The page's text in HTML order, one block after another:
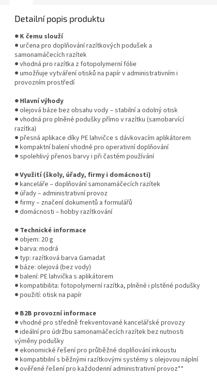
Detailní popis produktu
● K čemu slouží
● určena pro doplňování razítkových podušek a
samonamáčecích razítek
● vhodná pro razítka z fotopolymerní fólie
● umožňuje vytváření otisků na papír v administrativním i
provozním prostředí
● Hlavní výhody
● olejová báze bez obsahu vody – stabilní a odolný otisk
● vhodná pro plněné podušky přímo v razítku (samobarvící
razítka)
● přesná aplikace díky PE lahvičce s dávkovacím aplikátorem
● kompaktní balení vhodné pro operativní doplňování
● spolehlivý přenos barvy i při častém používání
● Využití (školy, úřady, firmy i domácnosti)
● kanceláře – doplňování samonamáčecích razítek
● úřady – administrativní provoz
● firmy – značení dokumentů a formulářů
● domácnosti – hobby razítkování
● Technické informace
● objem: 20 g
● barva: modrá
● typ: razítková barva Gamadat
● báze: olejová (bez vody)
● balení: PE lahvička s aplikátorem
● kompatibilita: fotopolymerní razítka, plněné i plstěné podušky
● použití: otisk na papír
● B2B provozní informace
● vhodné pro středně frekventované kancelářské provozy
● ideální pro údržbu samonamáčecích razítek bez nutnosti
výměny podušky
● ekonomické řešení pro průběžné doplňování inkoustu
● kompatibilní s běžnými razítkovými systémy s olejovou náplní
● ověřené řešení pro každodenní administrativní provoz**